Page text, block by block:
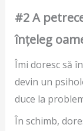
#2 A
înțeleg
Îmi doresc să
devin un
duce la
În schimb,